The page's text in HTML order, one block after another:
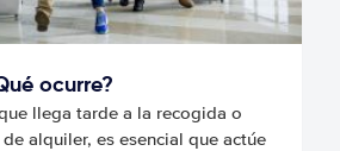
ocurre?
llega tarde a la recogida o
alquiler, es esencial que actúe